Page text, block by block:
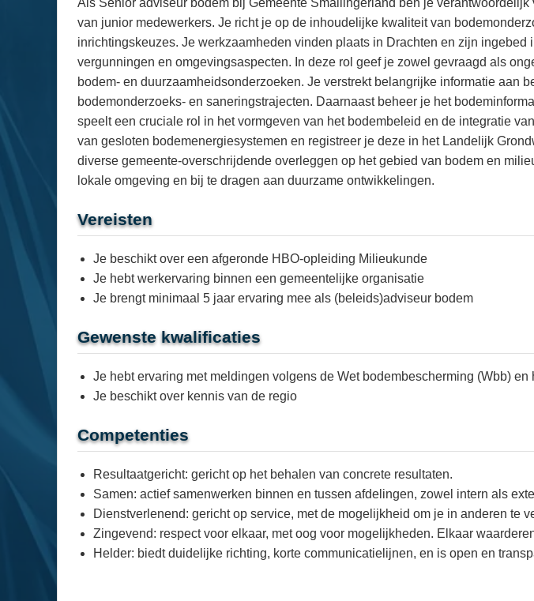
van junior medewerkers. Je richt je op de inhoudelijke kwaliteit van
inrichtingskeuzes. Je werkzaamheden vinden plaats in Drachten en zijn
vergunningen en omgevingsaspecten. In deze rol geef je zowel gevraagd als
bodem- en duurzaamheidsonderzoeken. Je verstrekt belangrijke informatie aan
bodemonderzoeks- en saneringstrajecten. Daarnaast beheer je het
speelt een cruciale rol in het vormgeven van het bodembeleid en de integratie
van gesloten bodemenergiesystemen en registreer je deze in het Landelijk
diverse gemeente-overschrijdende overleggen op het gebied van bodem en
lokale omgeving en bij te dragen aan duurzame ontwikkelingen.
Vereisten
Je beschikt over een afgeronde HBO-opleiding Milieukunde
Je hebt werkervaring binnen een gemeentelijke organisatie
Je brengt minimaal 5 jaar ervaring mee als (beleids)adviseur bodem
Gewenste kwalificaties
Je hebt ervaring met meldingen volgens de Wet bodembescherming (Wbb)
Je beschikt over kennis van de regio
Competenties
Resultaatgericht: gericht op het behalen van concrete resultaten.
Samen: actief samenwerken binnen en tussen afdelingen, zowel intern als
Dienstverlenend: gericht op service, met de mogelijkheid om je in anderen te
Zingevend: respect voor elkaar, met oog voor mogelijkheden. Elkaar
Helder: biedt duidelijke richting, korte communicatielijnen, en is open en